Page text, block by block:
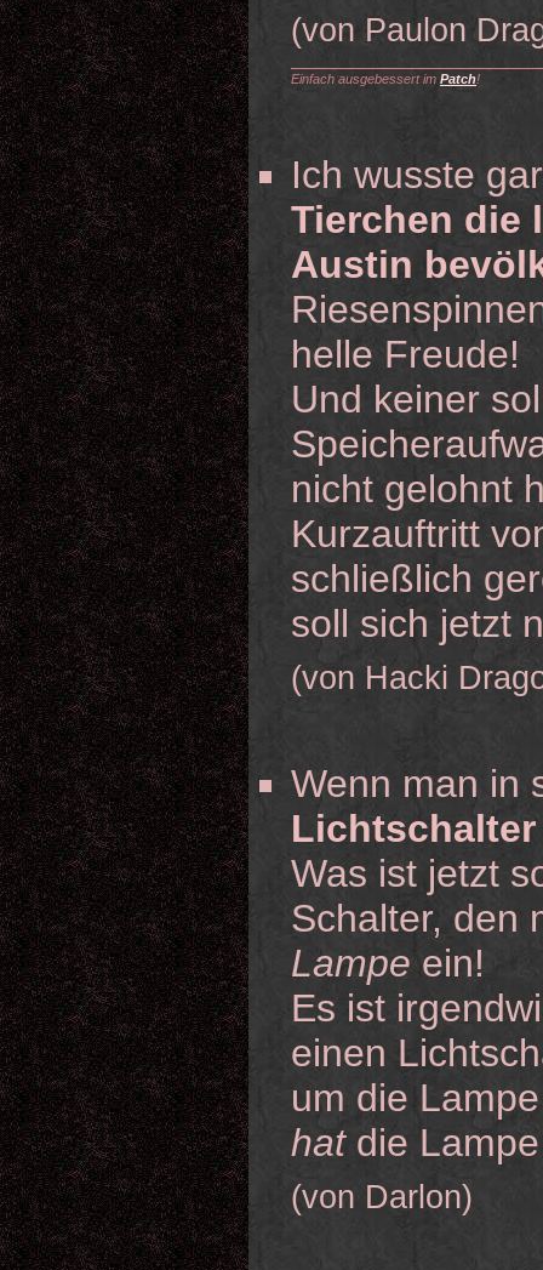
(von Paulon
Einfach ausgebessert im Patch!
Ich wusste
Tierchen die
Austin
helle Freude!
Und keiner
nicht gelohnt
Kurzauftritt
schließlich
soll sich jetzt
(von Hacki
Wenn man in
Lichtschalter
Was ist jetzt
Schalter, den
Lampe ein!
Es ist
einen
um die
hatdie Lampe
(von Darlon)